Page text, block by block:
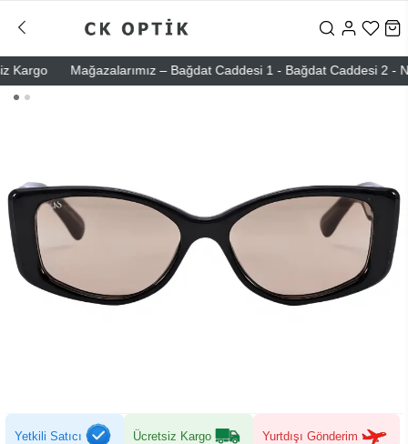
Mağazalarımız – Bağdat Caddesi 1 - Bağdat Caddesi 2 -
Yetkili Satıcı Ücretsiz Kargo Yurtdışı Gönderim